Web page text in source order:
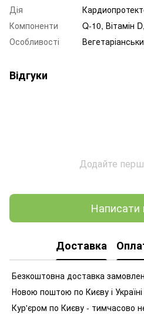
Дія
Компоненти
Q-10, Вітамін
Особливості
Відгуки
Додайте
Написати
Доставка
Безкоштовна доставка
Новою поштою по Києву і
Кур'єром по Києву - тимчасово